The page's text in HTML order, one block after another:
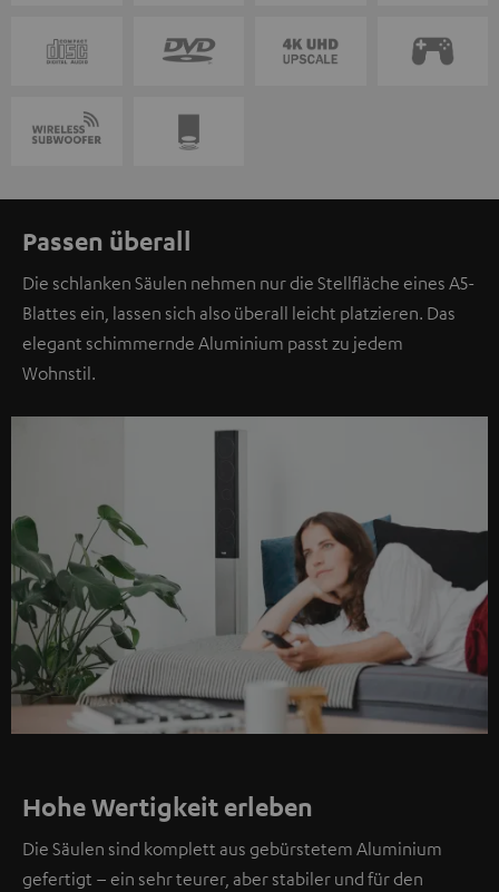
Passen überall
Die schlanken Säulen nehmen nur die Stellfläche eines A5-
Blattes ein, lassen sich also überall leicht platzieren. Das
elegant schimmernde Aluminium passt zu jedem
Wohnstil.
Hohe Wertigkeit erleben
Die Säulen sind komplett aus gebürstetem Aluminium
gefertigt – ein sehr teurer, aber stabiler und für den